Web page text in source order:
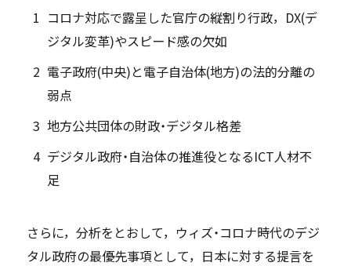
コロナ対応で露呈した官庁の縦割り行政，DX(デ
ジタル変革)やスピード感の欠如
電子政府(中央)と電子自治体(地方)の法的分離の
弱点
地方公共団体の財政・デジタル格差
デジタル政府・自治体の推進役となるICT人材不
足
さらに，分析をとおして，ウィズ・コロナ時代のデジ
タル政府の最優先事項として，日本に対する提言を